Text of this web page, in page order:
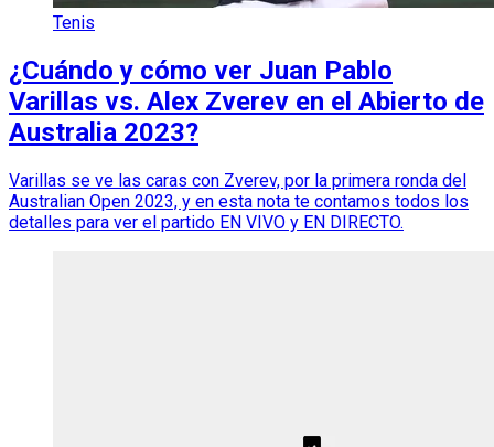
Tenis
¿Cuándo y cómo ver Juan Pablo
Varillas vs. Alex Zverev en el Abierto de
Australia 2023?
Varillas se ve las caras con Zverev, por la primera ronda del
Australian Open 2023, y en esta nota te contamos todos los
detalles para ver el partido EN VIVO y EN DIRECTO.